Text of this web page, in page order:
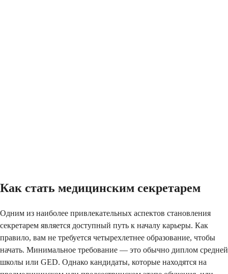
Как стать медицинским секретарем
Одним из наиболее привлекательных аспектов становления
секретарем является доступный путь к началу карьеры. Как
правило, вам не требуется четырехлетнее образование, чтобы
начать. Минимальное требование — это обычно диплом средней
школы или GED. Однако кандидаты, которые находятся на